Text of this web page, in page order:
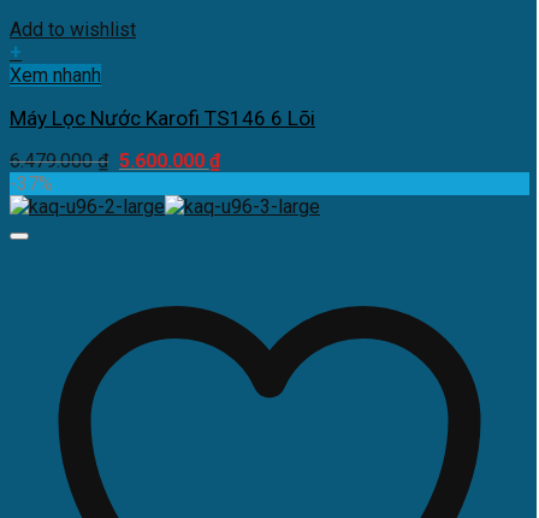
Add to wishlist
+
Xem nhanh
Máy Lọc Nước Karofi TS146 6 Lõi
6.479.000₫ Giá
là:
5.600.000 ₫Giá
tại
-37%